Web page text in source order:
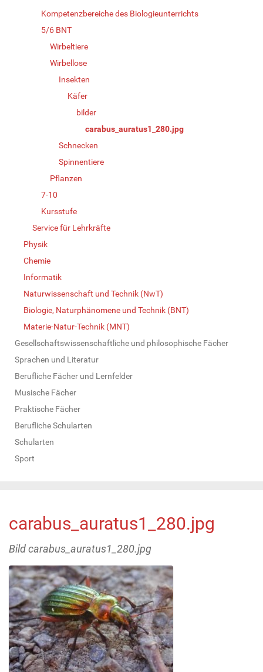
Kompetenzbereiche des Biologieunterrichts
5/6 BNT
Wirbeltiere
Wirbellose
Insekten
Käfer
bilder
carabus_auratus1_280.jpg
Schnecken
Spinnentiere
Pflanzen
7-10
Kursstufe
Service für Lehrkräfte
Physik
Chemie
Informatik
Naturwissenschaft und Technik (NwT)
Biologie, Naturphänomene und Technik (BNT)
Materie-Natur-Technik (MNT)
Gesellschaftswissenschaftliche und philosophische Fächer
Sprachen und Literatur
Berufliche Fächer und Lernfelder
Musische Fächer
Praktische Fächer
Berufliche Schularten
Schularten
Sport
carabus_auratus1_280.jpg
Bild carabus_auratus1_280.jpg